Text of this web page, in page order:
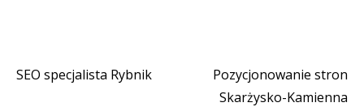
Nawigacja
SEO specjalista Rybnik
Pozycjonowanie stron
Skarżysko-Kamienna